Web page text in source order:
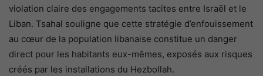
violation claire des engagements tacites entre Israël et le
Liban. Tsahal souligne que cette stratégie d’enfouissement
au cœur de la population libanaise constitue un danger
direct pour les habitants eux-mêmes, exposés aux risques
créés par les installations du Hezbollah.